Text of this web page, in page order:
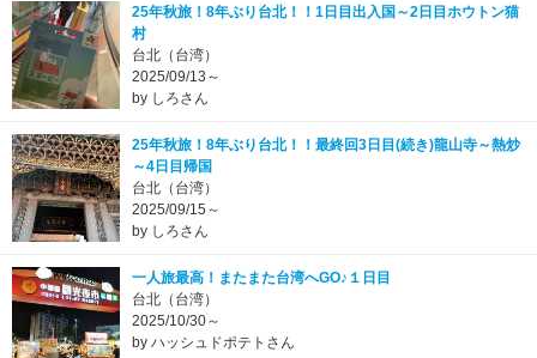
25年秋旅！8年ぶり台北！！1日目出入国～2日目ホウトン猫
村
台北（台湾）
2025/09/13～
by しろさん
25年秋旅！8年ぶり台北！！最終回3日目(続き)龍山寺～熱炒
～4日目帰国
台北（台湾）
2025/09/15～
by しろさん
一人旅最高！またまた台湾へGO♪１日目
台北（台湾）
2025/10/30～
by ハッシュドポテトさん